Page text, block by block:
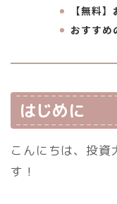
【無料
おすすめ
はじめに
こんにちは、投資
す！